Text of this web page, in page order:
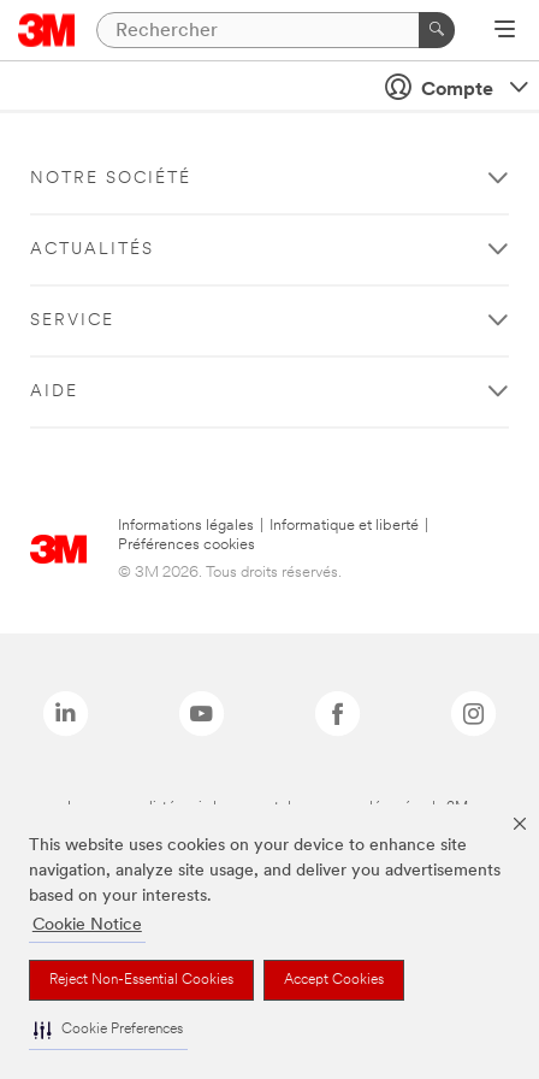
This website uses cookies on your device to enhance site
navigation, analyze site usage, and deliver you advertisements
based on your interests.
Cookie Notice
Reject Non-Essential Cookies Accept Cookies
Cookie Preferences
Compte
NOTRE SOCIÉTÉ
ACTUALITÉS
SERVICE
AIDE
Informations légales Informatique et liberté
Préférences cookies
© 3M 2026. Tous droits réservés.
Les marques listées ci-dessus sont des marques déposées de 3M.